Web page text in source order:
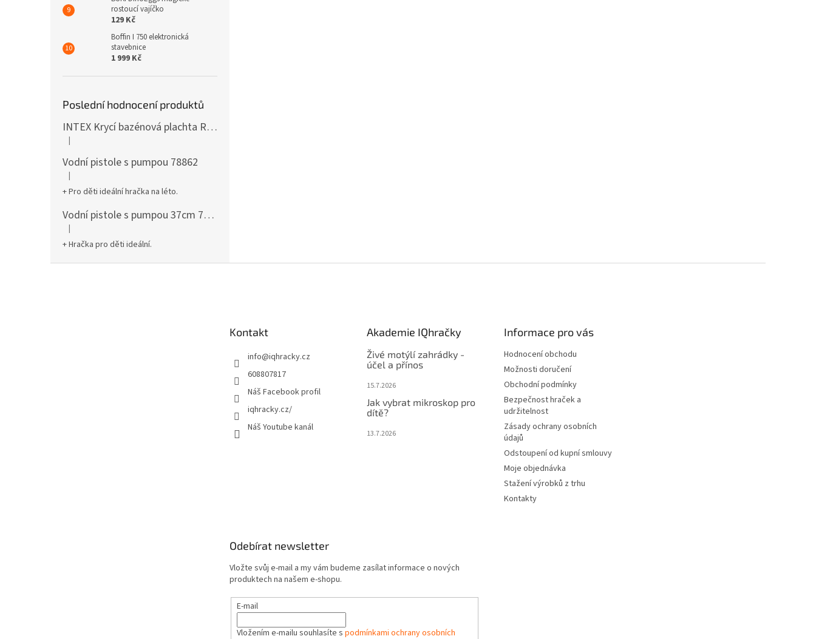
rostoucí vajíčko
129 Kč
Boffin I 750 elektronická
stavebnice
1 999 Kč
Poslední hodnocení produktů
INTEX Krycí bazénová plachta Round 305cm 28030
Hodnocení produktu je 5 z 5 hvězdiček.
|
Vodní pistole s pumpou 78862
Hodnocení produktu je 5 z 5 hvězdiček.
|
+ Pro děti ideální hračka na léto.
Vodní pistole s pumpou 37cm 78961
Hodnocení produktu je 5 z 5 hvězdiček.
|
+ Hračka pro děti ideální.
Kontakt
info@iqhracky.cz
608807817
Náš Facebook profil
iqhracky.cz/
Náš Youtube kanál
Akademie IQhračky
Živé motýlí zahrádky -
účel a přínos
15.7.2026
Jak vybrat mikroskop pro
dítě?
13.7.2026
Informace pro vás
Hodnocení obchodu
Možnosti doručení
Obchodní podmínky
Bezpečnost hraček a
udržitelnost
Zásady ochrany osobních
údajů
Odstoupení od kupní smlouvy
Moje objednávka
Stažení výrobků z trhu
Kontakty
Odebírat newsletter
Vložte svůj e-mail a my vám budeme zasílat informace o nových
produktech na našem e-shopu.
E-mail
Vložením e-mailu souhlasíte s podmínkami ochrany osobních